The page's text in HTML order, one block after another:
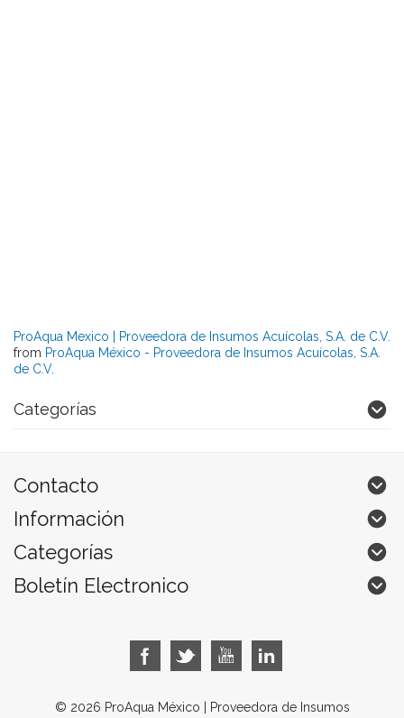
ProAqua Mexico | Proveedora de Insumos Acuícolas, S.A. de C.V.
from ProAqua México - Proveedora de Insumos Acuícolas, S.A.
de C.V.
Categorías
Contacto
Información
Categorías
Boletín Electronico
© 2026 ProAqua México | Proveedora de Insumos